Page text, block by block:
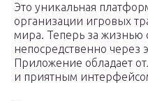
Это уникальная
организации игровых
мира. Теперь за жизнью
непосредственно через
Приложение обладает
и приятным